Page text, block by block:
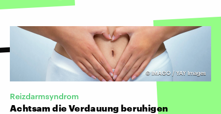
©IMAGO / YAY Images
Reizdarmsyndrom
Achtsam die Verdauung beruhigen